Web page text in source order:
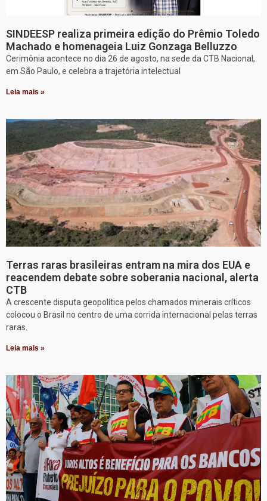
SINDEESP realiza primeira edição do Prêmio Toledo
Machado e homenageia Luiz Gonzaga Belluzzo
Cerimônia acontece no dia 26 de agosto, na sede da CTB Nacional,
em São Paulo, e celebra a trajetória intelectual
Leia mais »
Terras raras brasileiras entram na mira dos EUA e
reacendem debate sobre soberania nacional, alerta
CTB
A crescente disputa geopolítica pelos chamados minerais críticos
colocou o Brasil no centro de uma corrida internacional pelas terras
raras.
Leia mais »